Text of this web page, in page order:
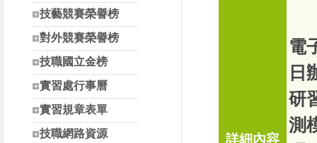
技藝競賽榮譽榜
對外競賽榮譽榜
技職國立金榜
實習處行事曆
實習規章表單
技職網路資源
詳細內容
電
日
研
測